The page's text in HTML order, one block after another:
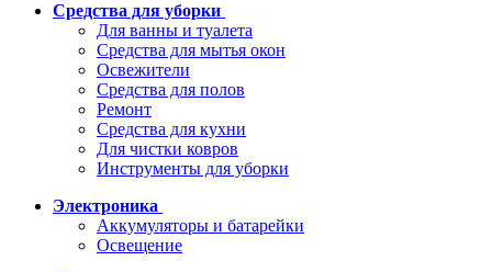
Средства для уборки
Для ванны и туалета
Средства для мытья окон
Освежители
Средства для полов
Ремонт
Средства для кухни
Для чистки ковров
Инструменты для уборки
Электроника
Аккумуляторы и батарейки
Освещение